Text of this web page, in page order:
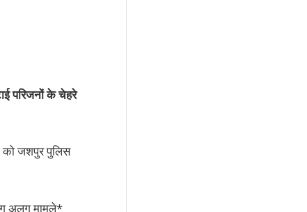
परिजनों के चेहरे
को जशपुर पुलिस
अलग मामले*